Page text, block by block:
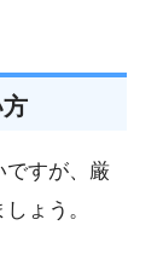
ですが、厳
ょう。